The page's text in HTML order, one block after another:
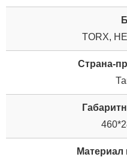
TORX,
Страна-
Материал